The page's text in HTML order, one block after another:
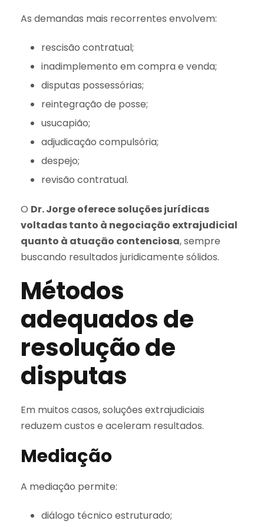
As demandas mais recorrentes envolvem:
rescisão contratual;
inadimplemento em compra e venda;
disputas possessórias;
reintegração de posse;
usucapião;
adjudicação compulsória;
despejo;
revisão contratual.
O Dr. Jorge oferece soluções jurídicas
voltadas tanto à negociação extrajudicial
quanto à atuação contenciosa, sempre
buscando resultados juridicamente sólidos.
Métodos
adequados de
resolução de
disputas
Em muitos casos, soluções extrajudiciais
reduzem custos e aceleram resultados.
Mediação
A mediação permite:
diálogo técnico estruturado;